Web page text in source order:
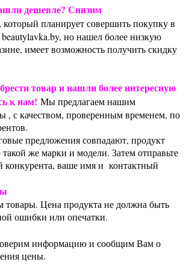
дешевле? Снизим
который планирует совершить покупку в
но нашел более низкую
имеет возможность получить скидку
товар и нашли более интересную
к нам! Мы предлагаем нашим
, с качеством, проверенным временем, по
предложения совпадают, продукт
же марки и модели. Затем отправьте
конкурента, ваше имя и контактный
Цена продукта не должна быть
ошибки или опечатки.
информацию и сообщим Вам о
цены.